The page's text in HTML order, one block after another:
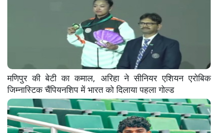
मणिपुर की बेटी का कमाल, अरिहा ने सीनियर एशियन एरोबिक
जिम्नास्टिक चैंपियनशिप में भारत को दिलाया पहला गोल्ड